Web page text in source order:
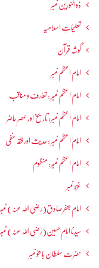
ذوالنورین نمبر
تعلیماتِ اسلامیہ
گوشہ قرآن
امام اعظم نمبر
امام اعظم نمبر : تعارف و مناقب
امام اعظم نمبر: تاریخ اور عصرِ حاضر
امام اعظم نمبر : حدیث اور فقہ حنفی
امام اعظم نمبر: منظوم
غزہ نمبر
امام جعفرصادق(رضی اللہ عنہ) نمبر
سیدنا امام حسین(رضی اللہ عنہ) نمبر
حضرت سلطان باھوؒ نمبر